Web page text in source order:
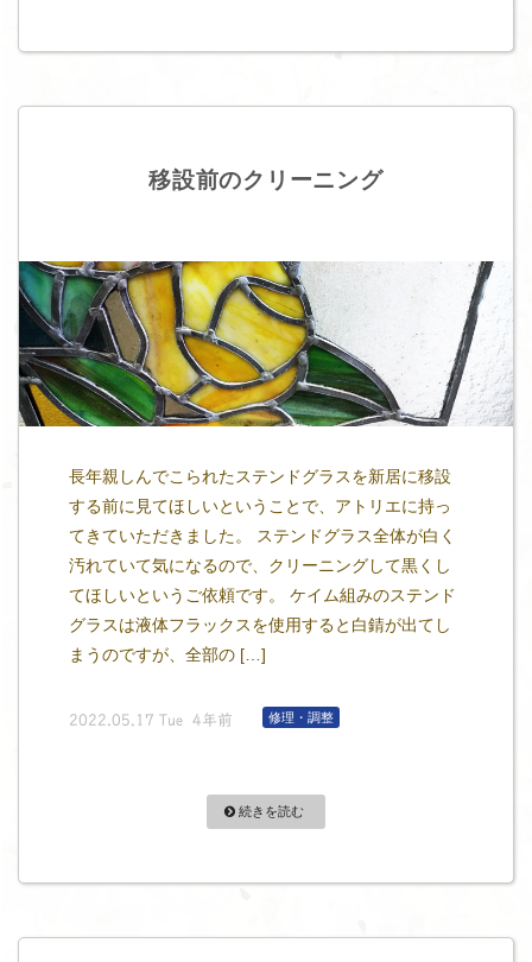
移設前のクリーニング
長年親しんでこられたステンドグラスを新居に移設
する前に見てほしいということで、アトリエに持っ
てきていただきました。 ステンドグラス全体が白く
汚れていて気になるので、クリーニングして黒くし
てほしいというご依頼です。 ケイム組みのステンド
グラスは液体フラックスを使用すると白錆が出てし
まうのですが、全部の […]
2022.05.17 Tue 4年前 修理・調整
続きを読む